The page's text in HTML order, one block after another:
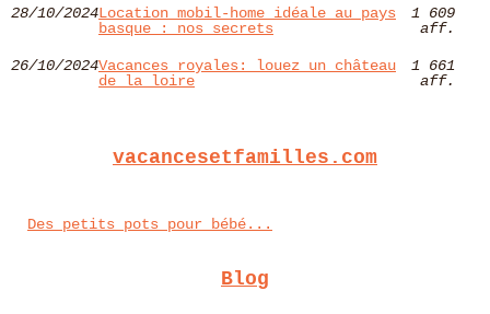
28/10/2024Location mobil-home idéale au pays
basque : nos secrets
1 609
aff.
26/10/2024Vacances royales: louez un château
de la loire
1 661
aff.
vacancesetfamilles.com
Des petits pots pour bébé...
Blog